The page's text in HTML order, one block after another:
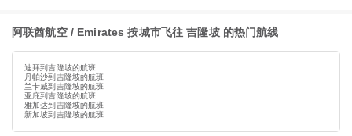
阿联酋航空 / Emirates 按城市飞往 吉隆坡 的热门航线
迪拜到吉隆坡的航班
丹帕沙到吉隆坡的航班
兰卡威到吉隆坡的航班
亚庇到吉隆坡的航班
雅加达到吉隆坡的航班
新加坡到吉隆坡的航班